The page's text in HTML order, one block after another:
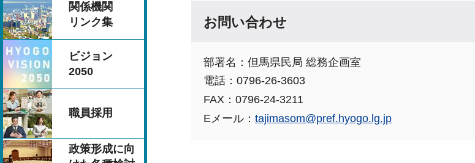
関係機関
リンク集
ビジョン
2050
職員採用
政策形成に向
お問い合わせ
部署名：但馬県民局 総務企画室
電話：0796-26-3603
FAX：0796-24-3211
Eメール： tajimasom@pref.hyogo.lg.jp